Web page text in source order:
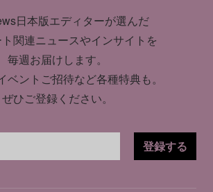
日本版エディターが選んだ
関連ニュースやインサイトを
毎週お届けします。
ベントご招待など各種特典も。
ぜひご登録ください。
登録する